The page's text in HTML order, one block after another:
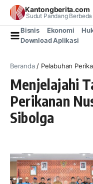
Lewati ke konten
Kantongberita.com
Sudut Pandang Berbeda
Bisnis Ekonomi
Download Aplikasi
Beranda/ Pelabuhan
Menjelajahi
Perikanan
Sibolga